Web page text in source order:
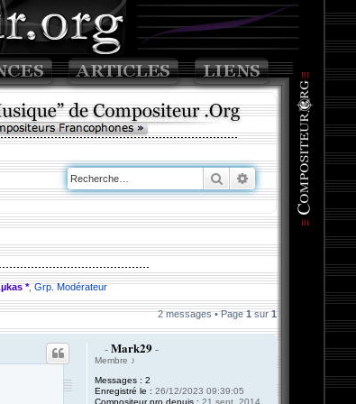
RechercherRecherche avancée
*,Grp. Modérateur
2 messages • Page1sur1
-Mark29-
Membre ♪
Messages : 2
Enregistré le : 26/12/2023 09:39:05
Compositeur pro depuis : 21 sept. 2014